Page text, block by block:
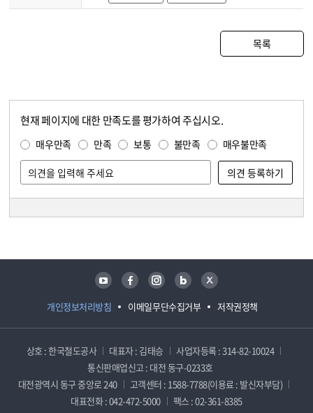
목록
현재 페이지에 대한 만족도를 평가하여 주십시오.
매우만족 만족 보통 불만족 매우불만족
개인정보처리방침 이메일무단수집거부 저작권정책
유튜브 페이스북 인스타그램 블로그 트위터
상호 : 한국철도공사 대표자 : 김태승
사업자등록 : 314-82-10024
통신판매업신고 : 대전 동구-0233호
대전광역시 동구 중앙로 240
고객센터 : 1588-7788(이용료 : 발신자부담)
대표전화 : 042-472-5000
팩스 : 02-361-8385